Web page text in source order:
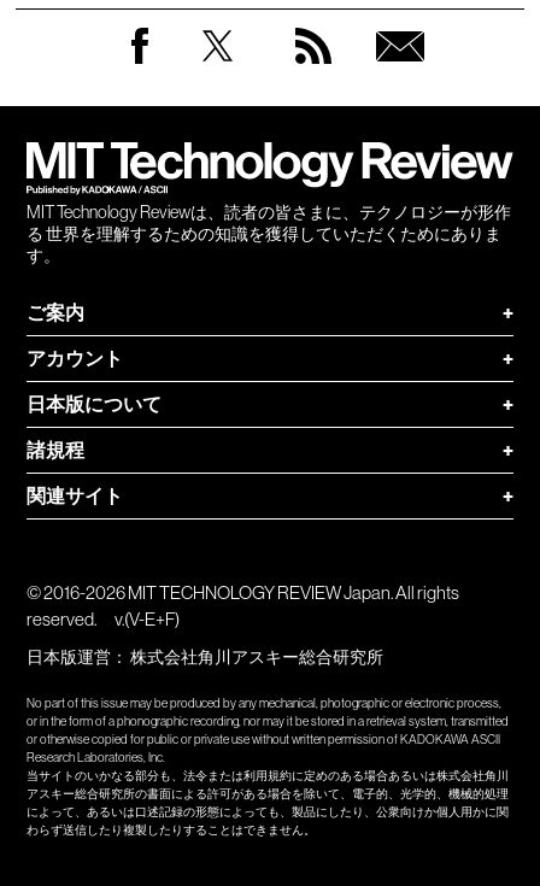
MIT Technology Reviewは、読者の皆さまに、テクノロジーが形作
る 世界を理解するための知識を獲得していただくためにありま
す。
ご案内
+
アカウント
+
日本版について
+
諸規程
+
関連サイト
+
© 2016-2026 MIT TECHNOLOGY REVIEW Japan. All rights
reserved.
v.(V-E+F)
日本版運営：株式会社角川アスキー総合研究所
No part of this issue may be produced by any mechanical, photographic or electronic process,
or in the form of a phonographic recording, nor may it be stored in a retrieval system, transmitted
or otherwise copied for public or private use without written permission of KADOKAWA ASCII
Research Laboratories, Inc.
当サイトのいかなる部分も、法令または利用規約に定めのある場合あるいは株式会社角川
アスキー総合研究所の書面による許可がある場合を除いて、電子的、光学的、機械的処理
によって、あるいは口述記録の形態によっても、製品にしたり、公衆向けか個人用かに関
わらず送信したり複製したりすることはできません。